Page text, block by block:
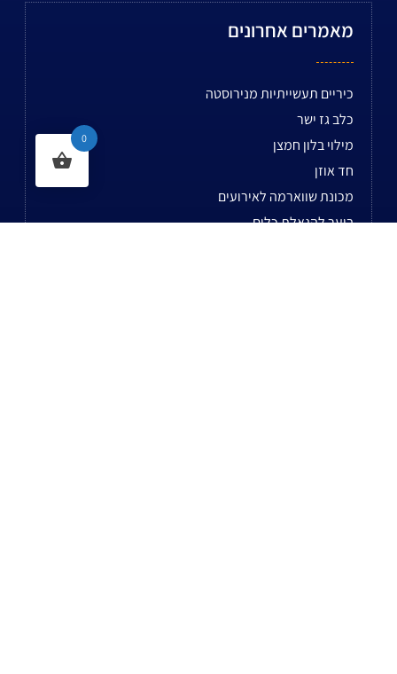
מאמרים אחרונים
כיריים תעשייתיות מנירוסטה
כלב גז ישר
מילוי בלון חמצן
חד אוזן
מכונת שווארמה לאירועים
בוער להגאלת כלים
0